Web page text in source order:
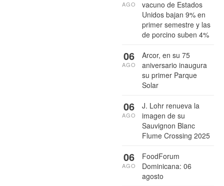
vacuno de Estados
Unidos bajan 9% en
primer semestre y las
de porcino suben 4%
AGO
Arcor, en su 75
aniversario inaugura
su primer Parque
Solar
06
AGO
J. Lohr renueva la
imagen de su
Sauvignon Blanc
Flume Crossing 2025
06
AGO
FoodForum
Dominicana: 06
agosto
06
AGO